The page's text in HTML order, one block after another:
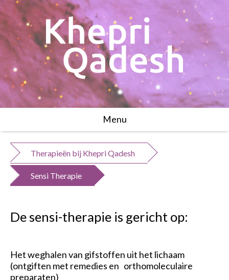
Menu
Therapieën bij Khepri Qadesh
Sensi Therapie
De sensi-therapie is gericht op:
Het weghalen van gifstoffen uit het lichaam
(ontgiften met remedies en orthomoleculaire
preparaten)